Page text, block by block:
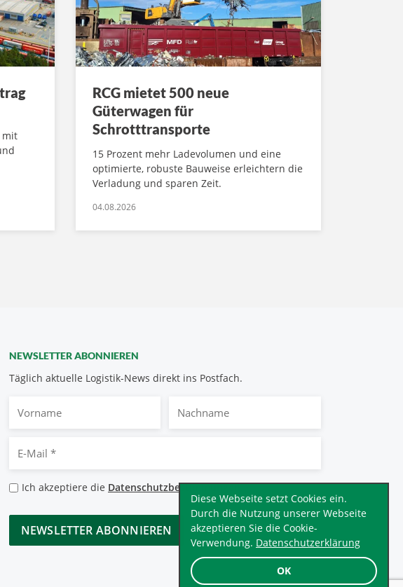
OK
Diese Webseite setzt Cookies ein.
Durch die Nutzung unserer Webseite
akzeptieren Sie die Cookie-
Verwendung. Datenschutzerklärung
mit
RCG mietet 500 neue
Güterwagen für
Schrotttransporte
15 Prozent mehr Ladevolumen und eine
optimierte, robuste Bauweise erleichtern die
Verladung und sparen Zeit.
04.08.2026
NEWSLETTER ABONNIEREN
Täglich aktuelle Logistik-News direkt ins Postfach.
Mail
Datenschutzbestimmungen
Ich akzeptiere die Datenschutzbestimmungen.*
CAPTCHA